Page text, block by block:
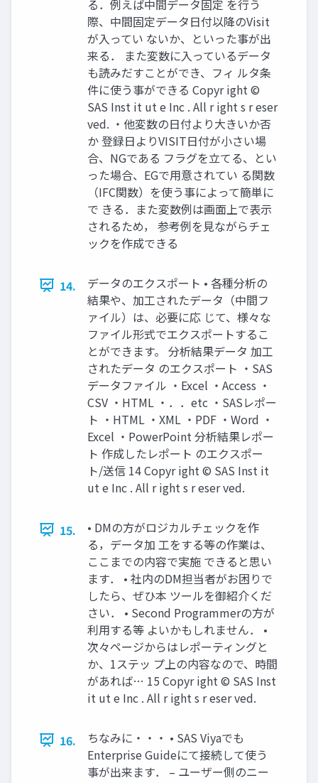
る．例えば中間データ固定 を行う
際、中間固定データ日付以降のVisit
が入ってい ないか、といった事が出
来る． また変数に入っているデータ
も読みだすことができ、フィ ルタ条
件に使う事ができる Copyr ight ©
SAS Inst it ut e Inc . All r ight s r eser
ved. ・他変数の日付より大きいか否
か 登録日よりVISIT日付が小さい場
合、NGである フラグを立てる、とい
った場合、EGで用意されてい る関数
（IFC関数）を使う事によって簡単に
で きる．また変数例は画面上で表示
されるため， 参考例を見ながらチェ
ックを作成できる
14.
データのエクスポート • 各種分析の
結果や、加工されたデータ（中間フ
ァイル）は、必要に応 じて、様々な
ファイル形式でエクスポートするこ
とができます。 分析結果データ 加工
されたデータ のエクスポート ・SAS
データファイル ・Excel ・Access ・
CSV ・HTML ・．．etc ・SASレポー
ト ・HTML ・XML ・PDF ・Word ・
Excel ・PowerPoint 分析結果レポー
ト 作成したレポート のエクスポー
ト/送信 14 Copyr ight © SAS Inst it
ut e Inc . All r ight s r eser ved.
15.
• DMの方がロジカルチェックを作
る，データ加 工をする等の作業は、
ここまでの内容で実施 できると思い
ます． • 社内のDM担当者がお困りで
したら、ぜひ本 ツールを御紹介くだ
さい． • Second Programmerの方が
利用する等 よいかもしれません． •
次々ページからはレポーティングと
か、1ステッ プ上の内容なので、時間
があれば… 15 Copyr ight © SAS Inst
it ut e Inc . All r ight s r eser ved.
16.
ちなみに・・・ • SAS Viyaでも
Enterprise Guideにて接続して使う
事が出来ます． – ユーザー側のニー